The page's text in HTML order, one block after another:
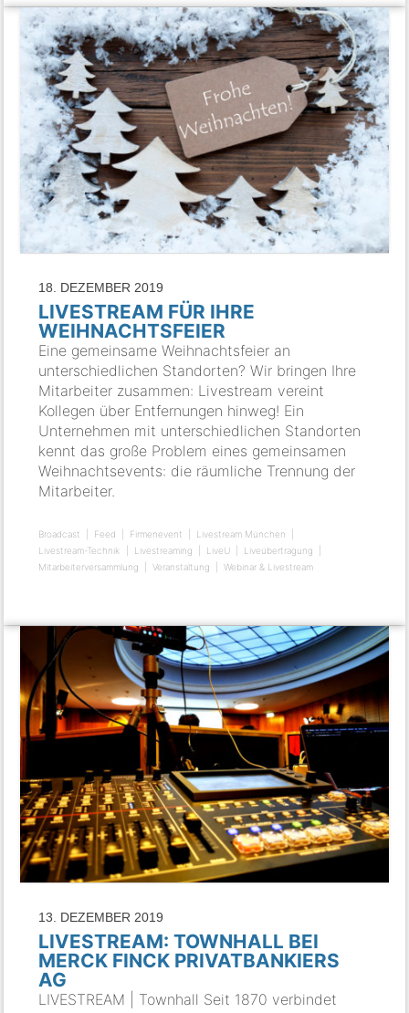
18. DEZEMBER 2019
LIVESTREAM FÜR IHRE
WEIHNACHTSFEIER
Eine gemeinsame Weihnachtsfeier an
unterschiedlichen Standorten? Wir bringen Ihre
Mitarbeiter zusammen: Livestream vereint
Kollegen über Entfernungen hinweg! Ein
Unternehmen mit unterschiedlichen Standorten
kennt das große Problem eines gemeinsamen
Weihnachtsevents: die räumliche Trennung der
Mitarbeiter.
Broadcast Feed Firmenevent
Livestream München
Livestream-Technik
Livestreaming LiveU
Liveübertragung
Mitarbeiterversammlung
Veranstaltung Webinar & Livestream
13. DEZEMBER 2019
LIVESTREAM: TOWNHALL BEI
MERCK FINCK PRIVATBANKIERS
AG
LIVESTREAM | Townhall Seit 1870 verbindet